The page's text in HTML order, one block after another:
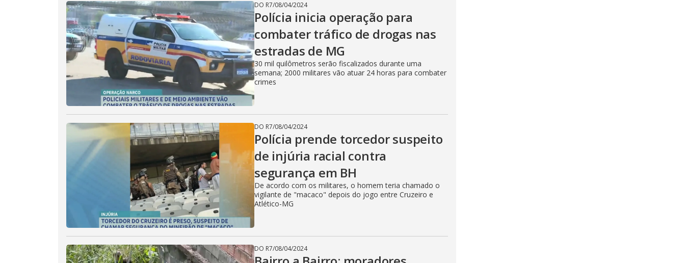
DO R7/08/04/2024
Polícia inicia operação para
combater tráfico de drogas nas
estradas de MG
30 mil quilômetros serão fiscalizados durante uma
semana; 2000 militares vão atuar 24 horas para combater
crimes
DO R7/08/04/2024
Polícia prende torcedor suspeito
de injúria racial contra
segurança em BH
De acordo com os militares, o homem teria chamado o
vigilante de "macaco" depois do jogo entre Cruzeiro e
Atlético-MG
DO R7/08/04/2024